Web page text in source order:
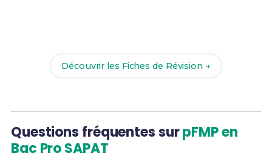
Découvrir les Fiches de Révision →
Questions fréquentes surpFMP en
Bac Pro SAPAT